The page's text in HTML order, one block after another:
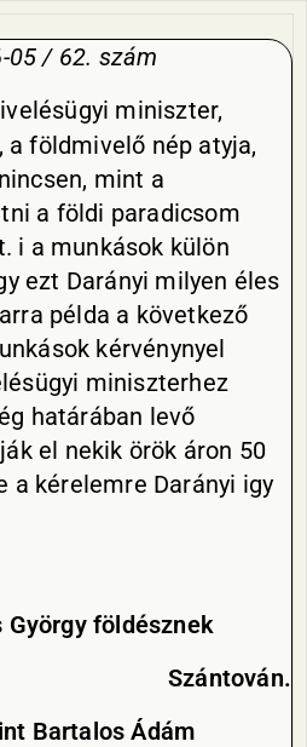
05 / 62. szám
miniszter,
földmivelő nép atyja,
mint a
a földi paradicsom
i a munkások külön
ezt Darányi milyen éles
példa a következő
kérvénynyel
miniszterhez
határában levő
el nekik örök áron 50
a kérelemre Darányi igy
György földésznek
Szántován.
Bartalos Ádám